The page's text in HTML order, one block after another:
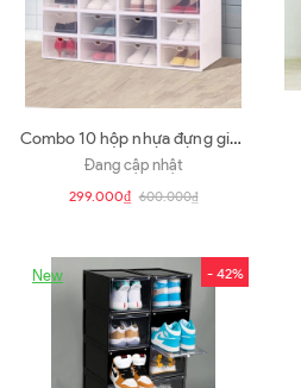
Combo 10 hộp nhựa đựng giày
giá rẻ
Đang cập nhật
299.000₫ 600.000₫
New - 42%